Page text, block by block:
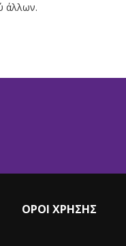
άλλων.
ΟΡΟΙ ΧΡΗΣΗΣ